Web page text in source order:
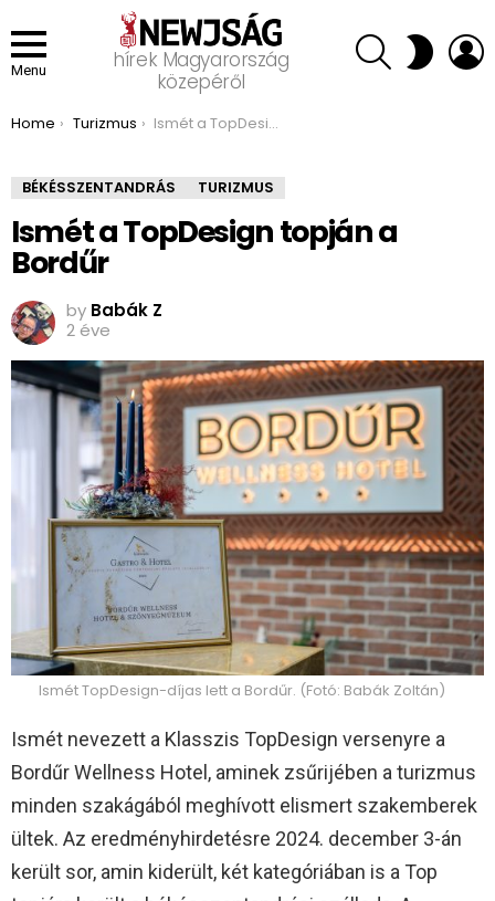
Menu
hírek Magyarország
közepéről
SEARCH SWITCH
SKIN
You are here:
Home Turizmus Ismét a TopDesign topján a Bordűr
BÉKÉSSZENTANDRÁS TURIZMUS
Ismét a TopDesign topján a
Bordűr
by Babák Z
2 éve
Ismét TopDesign-díjas lett a Bordűr. (Fotó: Babák Zoltán)
Ismét nevezett a Klasszis TopDesign versenyre a
Bordűr Wellness Hotel, aminek zsűrijében a turizmus
minden szakágából meghívott elismert szakemberek
ültek. Az eredményhirdetésre 2024. december 3-án
került sor, amin kiderült, két kategóriában is a Top